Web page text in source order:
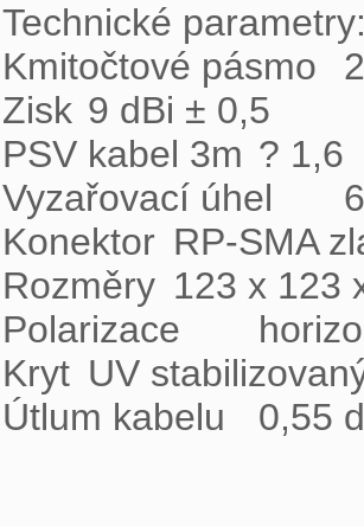
Technické parametry:
Kmitočtové pásmo	2,4 - 2,485 GHz
Zisk	9 dBi ± 0,5
PSV kabel 3m	? 1,6
Vyzařovací úhel	65° (-3dB) v obou rovinách
Konektor	RP-SMA zlacený
Rozměry	123 x 123 x 13 mm
Polarizace	horizontální nebo vertikální dle polohy
Kryt	UV stabilizovaný plast ABS
Útlum kabelu	0,55 dB/m